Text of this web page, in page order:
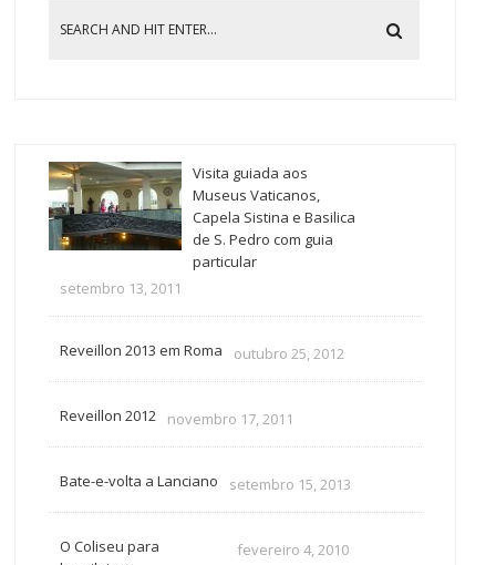
Visita guiada aos
Museus Vaticanos,
Capela Sistina e Basilica
de S. Pedro com guia
particular
setembro 13, 2011
Reveillon 2013 em Roma outubro 25, 2012
Reveillon 2012 novembro 17, 2011
Bate-e-volta a Lanciano setembro 15, 2013
O Coliseu para
fevereiro 4, 2010